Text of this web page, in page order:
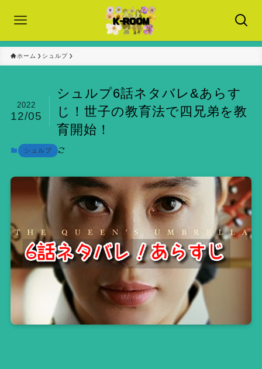
ホーム シュルプ
シュルプ6話ネタバレ&あらす
じ！世子の教育法で四兄弟を教
育開始！
2022
12/05
シュルプ